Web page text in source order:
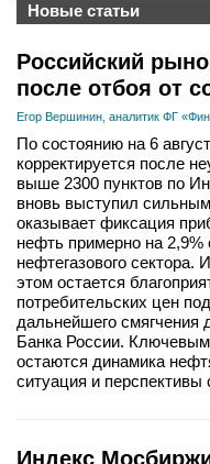
Новые статьи
Российский
после отбоя от
Егор Вершинин, аналитик ФГ
По состоянию на 6
корректируется после
выше 2300 пунктов по
вновь выступил
оказывает фиксация
нефть примерно на
нефтегазового сектора.
этом остается
потребительских цен
дальнейшего смягчения
Банка России.
остаются динамика
ситуация и
Индекс